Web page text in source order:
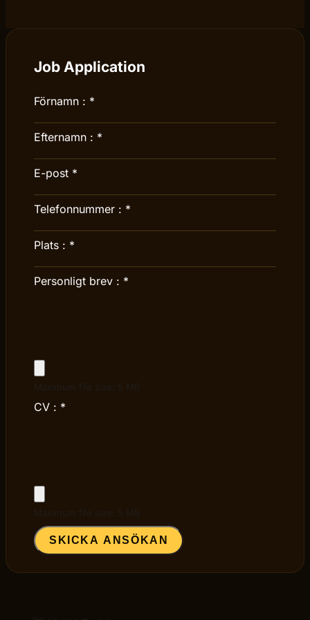
Job Application
Förnamn : *
Efternamn : *
E-post *
Telefonnummer : *
Plats : *
Personligt brev : *
CV : *
SKICKA ANSÖKAN